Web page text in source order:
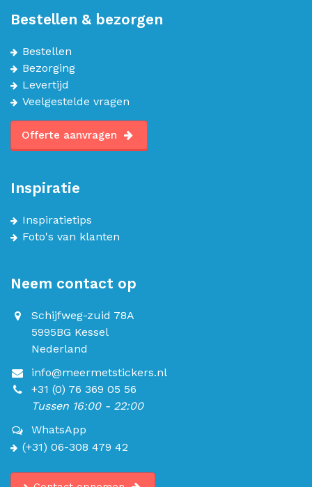
Bestellen & bezorgen
Bestellen
Bezorging
Levertijd
Veelgestelde vragen
Offerte aanvragen
Inspiratie
Inspiratietips
Foto's van klanten
Neem contact op
Schijfweg-zuid 78A
5995BG Kessel
Nederland
info@meermetstickers.nl
+31 (0) 76 369 05 56
Tussen 16:00 - 22:00
WhatsApp
(+31) 06-308 479 42